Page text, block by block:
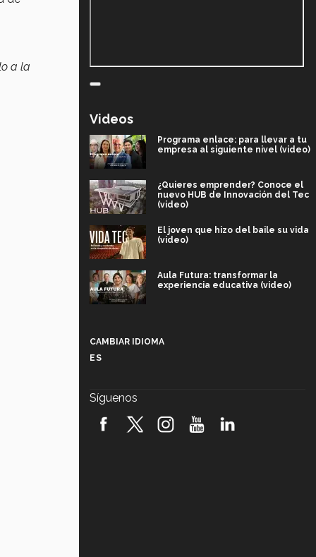
a la
Videos
Programa enlace: para llevar a tu
empresa al siguiente nivel (video)
¿Quieres emprender? Conoce el
nuevo HUB de Innovación del Tec
(video)
El joven que hizo del baile su vida
(video)
Aula Futura: transformar la
experiencia educativa (video)
robótica FIRST 2026! (video)
CAMBIAR IDIOMA
ES
Síguenos